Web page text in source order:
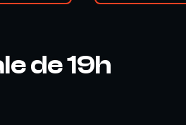
de 19h